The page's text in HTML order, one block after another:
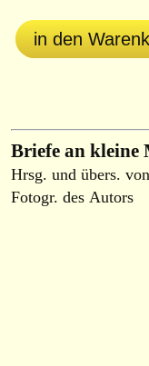
in den
Briefe an kleine
Hrsg. und übers.
Fotogr. des Autors